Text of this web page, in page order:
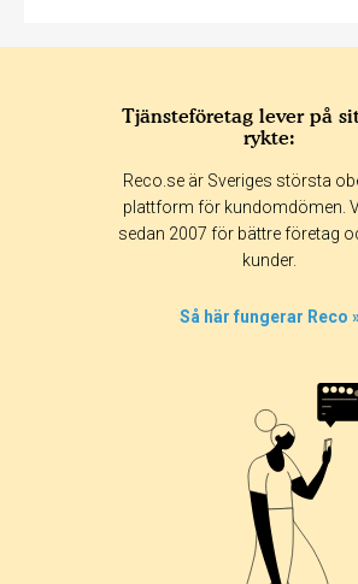
Tjänsteföretag lever på
rykte:
Reco.se är Sveriges största
plattform för kundomdömen.
sedan 2007 för bättre företag
kunder.
Så här fungerar Reco